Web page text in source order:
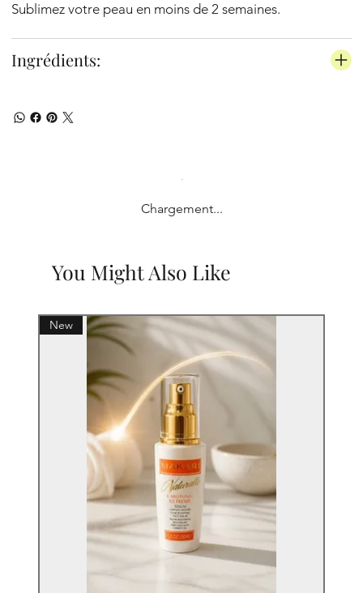
Sublimez votre peau en moins de 2 semaines.
Ingrédients:
Chargement...
You Might Also Like
New